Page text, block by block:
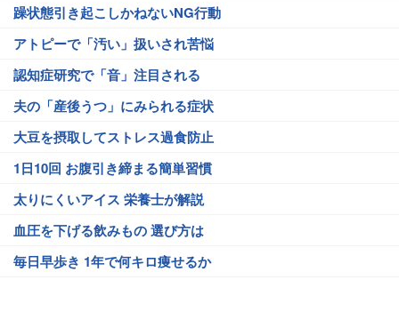
躁状態引き起こしかねないNG行動
アトピーで「汚い」扱いされ苦悩
認知症研究で「音」注目される
夫の「産後うつ」にみられる症状
大豆を摂取してストレス過食防止
1日10回 お腹引き締まる簡単習慣
太りにくいアイス 栄養士が解説
血圧を下げる飲みもの 選び方は
毎日早歩き 1年で何キロ痩せるか